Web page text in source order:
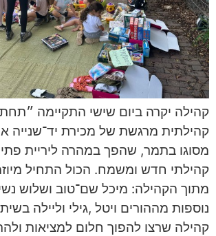
קהילה יקרה ביום שישי התקיימה
קהילתית מרגשת של מכירת יד־שנייה
מסוגו בתמר, שהפך במהרה ליריית
קהילתי חדש ומשמח. הכול התחיל
מתוך הקהילה: מיכל שם־טוב ושלוש
נוספות מההורים ויטל ,גילי וליילה
קהילה שרצו להפוך חלום למציאות